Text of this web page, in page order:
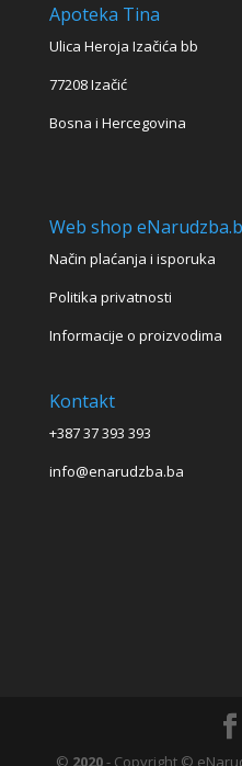
Apoteka Tina
Ulica Heroja Izačića bb
77208 Izačić
Bosna i Hercegovina
Web shop
Način plaćanja i isporuka
Politika privatnosti
Informacije o proizvodima
Kontakt
+387 37 393 393
info@enarudzba.ba
© 2020- Copyright ©